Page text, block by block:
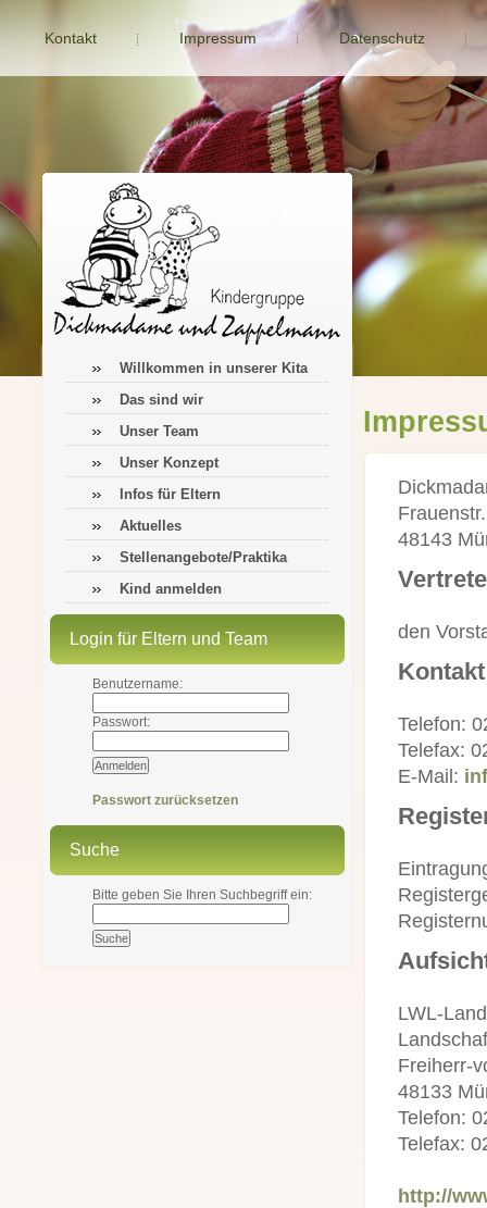
Kontakt Impressum Datenschutz
Willkommen in unserer Kita
Das sind wir
Unser Team
Unser Konzept
Infos für Eltern
Aktuelles
Stellenangebote/Praktika
Kind anmelden
Login für Eltern und Team
Benutzername:
Passwort:
Passwort zurücksetzen
Suche
Bitte geben Sie Ihren Suchbegriff ein:
48143
den
Kontakt
Telefon:
Telefax:
E-Mail:
LWL-
Freiherr-
48133
Telefon:
Telefax:
http://